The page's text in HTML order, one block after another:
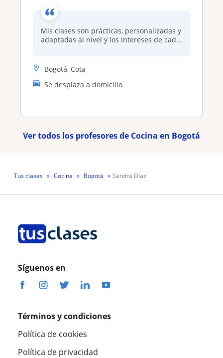
Mis clases son prácticas, personalizadas y
adaptadas al nivel y los intereses de cad...
Bogotá, Cota
Se desplaza a domicilio
Ver todos los profesores de Cocina en Bogotá
Tus clases Cocina Bogotá Sandra Díaz
Síguenos en
Términos y condiciones
Política de cookies
Política de privacidad